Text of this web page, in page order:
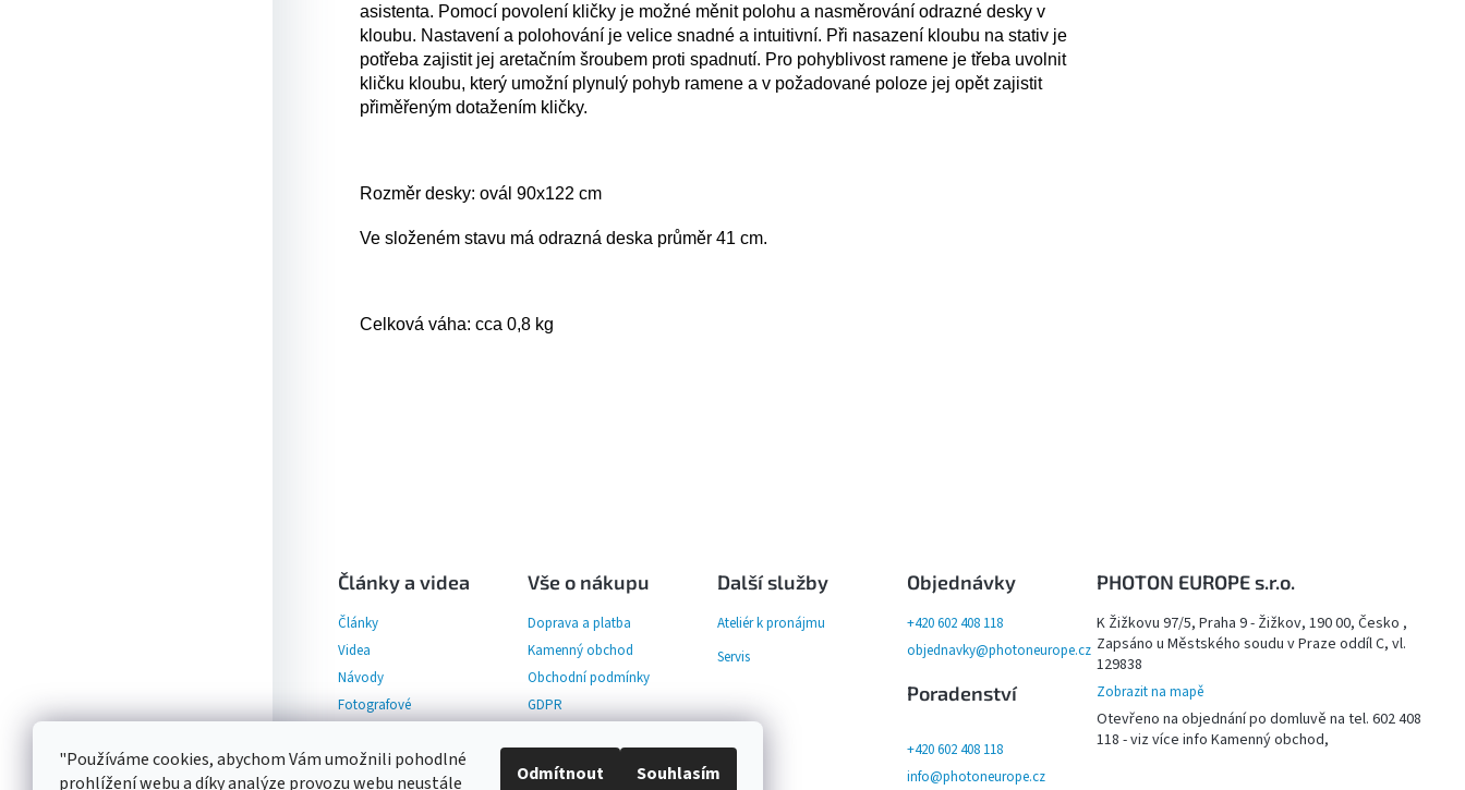
"Používáme cookies, abychom Vám umožnili pohodlné
prohlížení webu a díky analýze provozu webu neustále
Odmítnout Souhlasím
asistenta. Pomocí povolení kličky je možné měnit polohu a nasměrování odrazné desky v
kloubu. Nastavení a polohování je velice snadné a intuitivní. Při nasazení kloubu na stativ je
potřeba zajistit jej aretačním šroubem proti spadnutí. Pro pohyblivost ramene je třeba uvolnit
kličku kloubu, který umožní plynulý pohyb ramene a v požadované poloze jej opět zajistit
přiměřeným dotažením kličky.
Rozměr desky: ovál 90x122 cm
Ve složeném stavu má odrazná deska průměr 41 cm.
Celková váha: cca 0,8 kg
Články a videa
Články
Videa
Návody
Fotografové
Vše o nákupu
Doprava a platba
Kamenný obchod
Obchodní podmínky
GDPR
Další služby
Ateliér k pronájmu
Servis
Objednávky
+420 602 408 118
objednavky@photoneurope.cz
Poradenství
+420 602 408 118
info@photoneurope.cz
PHOTON EUROPE s.r.o.
K Žižkovu 97/5, Praha 9 - Žižkov, 190 00, Česko ,
Zapsáno u Městského soudu v Praze oddíl C, vl.
129838
Zobrazit na mapě
Otevřeno na objednání po domluvě na tel. 602 408
118 - viz více info Kamenný obchod,